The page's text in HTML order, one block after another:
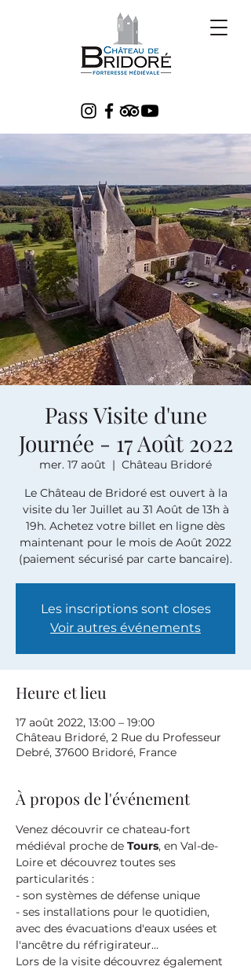
Pass Visite d'une
Journée - 17 Août 2022
mer. 17 août
  |
Château Bridoré
Le Château de Bridoré est ouvert à la
visite du 1er Juillet au 31 Août de 13h à
19h. Achetez votre billet en ligne dès
maintenant pour le mois de Août 2022
(paiement sécurisé par carte bancaire).
Les inscriptions sont closes
Voir autres événements
Heure et lieu
17 août 2022, 13:00 – 19:00
Château Bridoré, 2 Rue du Professeur
Debré, 37600 Bridoré, France
À propos de l'événement
Venez découvrir ce chateau-fort
médiéval proche de Tours, en Val-de-
Loire et découvrez toutes ses
particularités :
- son systèmes de défense unique
- ses installations pour le quotidien,
avec des évacuations d'eaux usées et
l'ancêtre du réfrigirateur...
Lors de la visite découvrez également